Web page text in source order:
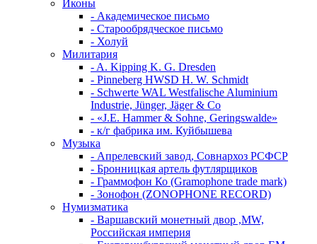
Иконы
- Академическое письмо
- Старообрядческое письмо
- Холуй
Милитария
- A. Kipping K. G. Dresden
- Pinneberg HWSD H. W. Schmidt
- Schwerte WAL Westfalische Aluminium
Industrie, Jünger, Jäger & Co
- «J.E. Hammer & Sohne, Geringswalde»
- к/г фабрика им. Куйбышева
Музыка
- Апрелевский завод, Совнархоз РСФСР
- Бронницкая артель футлярщиков
- Граммофон Ко (Gramophone trade mark)
- Зонофон (ZONOPHONE RECORD)
Нумизматика
- Варшавский монетный двор ,MW,
Российская империя